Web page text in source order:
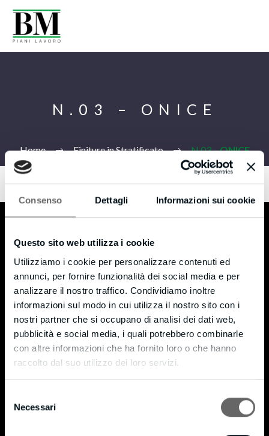
Consenso Dettagli Informazioni sui cookie
Questo sito web utilizza i cookie
Utilizziamo i cookie per personalizzare contenuti ed
annunci, per fornire funzionalità dei social media e per
analizzare il nostro traffico. Condividiamo inoltre
informazioni sul modo in cui utilizza il nostro sito con i
nostri partner che si occupano di analisi dei dati web,
pubblicità e social media, i quali potrebbero combinarle
con altre informazioni che ha fornito loro o che hanno
raccolto dal suo utilizzo dei loro servizi.
delNecessari
N.03 – ONICE
Home Finiture in Stratificato N.03 –ONICE
B.M s.r.l.
Monticello (LC) – 23876
Via Moneta, 7 – fraz. Cortenuova
Tel. +39 039 9204721
Fax +39 039 9205589
info@bmpianilavoro.it
P. IVA 01815240138
Cookie Policy